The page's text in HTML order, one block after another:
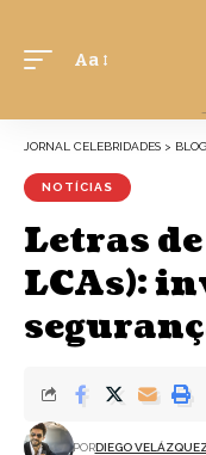
Aa
JORNAL CELEBRIDADES > BLOG
NOTÍCIAS
Letras
LCAs):
PORDIEGO